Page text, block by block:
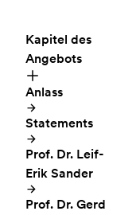
Kapitel des
Angebots
Anlass
Statements
Prof. Dr. Leif-
Erik Sander
Prof. Dr. Gerd